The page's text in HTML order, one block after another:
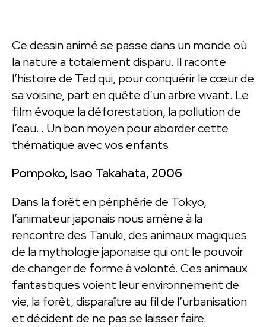
Ce dessin animé se passe dans un monde où
la nature a totalement disparu. Il raconte
l’histoire de Ted qui, pour conquérir le cœur de
sa voisine, part en quête d’un arbre vivant. Le
film évoque la déforestation, la pollution de
l’eau… Un bon moyen pour aborder cette
thématique avec vos enfants.
Pompoko, Isao Takahata, 2006
Dans la forêt en périphérie de Tokyo,
l’animateur japonais nous amène à la
rencontre des Tanuki, des animaux magiques
de la mythologie japonaise qui ont le pouvoir
de changer de forme à volonté. Ces animaux
fantastiques voient leur environnement de
vie, la forêt, disparaître au fil de l’urbanisation
et décident de ne pas se laisser faire.